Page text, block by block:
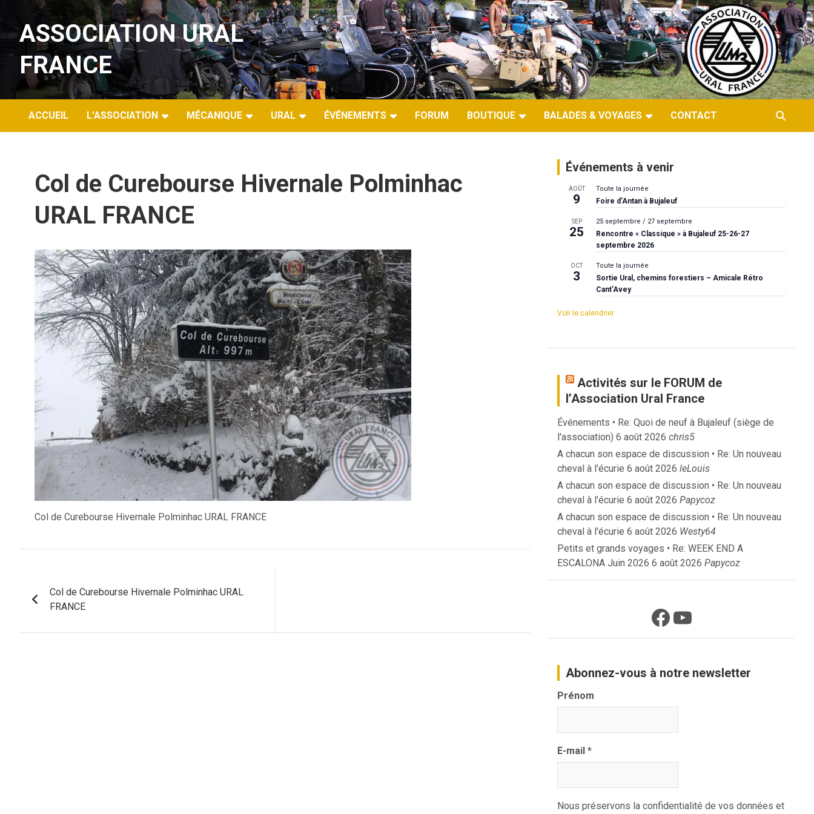
au
contenuASSOCIATION URAL
FRANCE
ACCUEIL L’ASSOCIATION MÉCANIQUE URAL ÉVÉNEMENTS FORUM BOUTIQUE BALADES & VOYAGES CONTACT
Col de Curebourse Hivernale Polminhac
URAL FRANCE
Col de Curebourse Hivernale Polminhac URAL FRANCE
de
Col de Curebourse Hivernale Polminhac URAL
FRANCE
Événements à venir
AOÛT
9
Toute la journée
Foire d’Antan à Bujaleuf
SEP
25
25 septembre / 27 septembre
Rencontre « Classique » à Bujaleuf 25-26-27
septembre 2026
OCT
3
Toute la journée
Sortie Ural, chemins forestiers – Amicale Rétro
Cant’Avey
Voir le calendrier
Activités sur le FORUM de
l’Association Ural France
Événements • Re: Quoi de neuf à Bujaleuf (siège de
l'association) 6 août 2026 chris5
A chacun son espace de discussion • Re: Un nouveau
cheval à l'écurie 6 août 2026 leLouis
A chacun son espace de discussion • Re: Un nouveau
cheval à l'écurie 6 août 2026 Papycoz
A chacun son espace de discussion • Re: Un nouveau
cheval à l'écurie 6 août 2026 Westy64
Petits et grands voyages • Re: WEEK END A
ESCALONA Juin 2026 6 août 2026 Papycoz
Facebook
YouTube
Abonnez-vous à notre newsletter
Prénom
E-mail*
Nous préservons la confidentialité de vos données et